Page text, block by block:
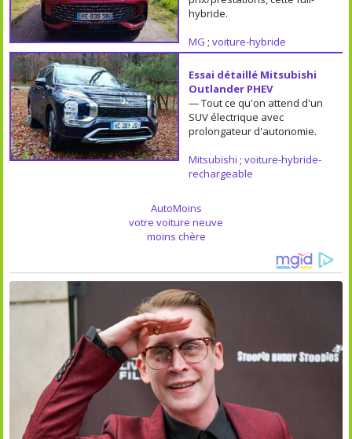
hybride.
MG ; voiture-hybride
Essai détaillé Mitsubishi
Outlander PHEV
— Tout ce qu'on attend d'un
SUV électrique avec
prolongateur d'autonomie.
Mitsubishi ; voiture-hybride-
rechargeable
AutoMoins
votre voiture neuve
moins chère